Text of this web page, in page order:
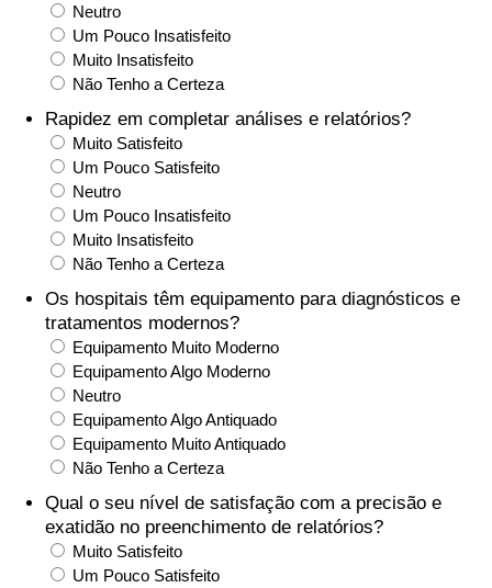
Neutro
Um Pouco Insatisfeito
Muito Insatisfeito
Não Tenho a Certeza
Rapidez em completar análises e relatórios?
Muito Satisfeito
Um Pouco Satisfeito
Neutro
Um Pouco Insatisfeito
Muito Insatisfeito
Não Tenho a Certeza
Os hospitais têm equipamento para diagnósticos e
tratamentos modernos?
Equipamento Muito Moderno
Equipamento Algo Moderno
Neutro
Equipamento Algo Antiquado
Equipamento Muito Antiquado
Não Tenho a Certeza
Qual o seu nível de satisfação com a precisão e
exatidão no preenchimento de relatórios?
Muito Satisfeito
Um Pouco Satisfeito
Indicador de Crime
Saúde
Indicador de Saúde (Atual)
Indicador de Saúde
Indicador de Saúde por País
Poluição
Indicador de Poluição (Atual)
Índice de poluição
Indicador de Poluição por País